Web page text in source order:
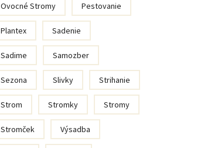
Ovocné Stromy Pestovanie
Plantex Sadenie
Sadime Samozber
Sezona Slivky Strihanie
Strom Stromky Stromy
Stromček Výsadba